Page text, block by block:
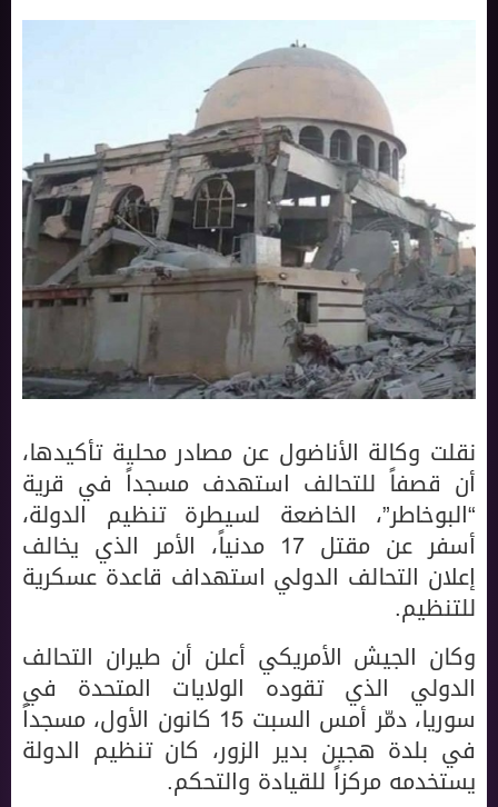
نقلت وكالة الأناضول عن مصادر محلية تأكيدها،
أن قصفاً للتحالف استهدف مسجداً في قرية
“البوخاطر”، الخاضعة لسيطرة تنظيم الدولة،
أسفر عن مقتل 17 مدنياً، الأمر الذي يخالف
إعلان التحالف الدولي استهداف قاعدة عسكرية
للتنظيم.
وكان الجيش الأمريكي أعلن أن طيران التحالف
الدولي الذي تقوده الولايات المتحدة في
سوريا، دمّر أمس السبت 15 كانون الأول، مسجداً
في بلدة هجين بدير الزور، كان تنظيم الدولة
يستخدمه مركزاً للقيادة والتحكم.